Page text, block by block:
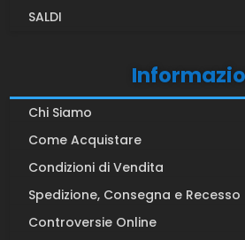
SALDI
Chi Siamo
Come Acquistare
Condizioni di Vendita
Spedizione, Consegna e Recesso
Controversie Online